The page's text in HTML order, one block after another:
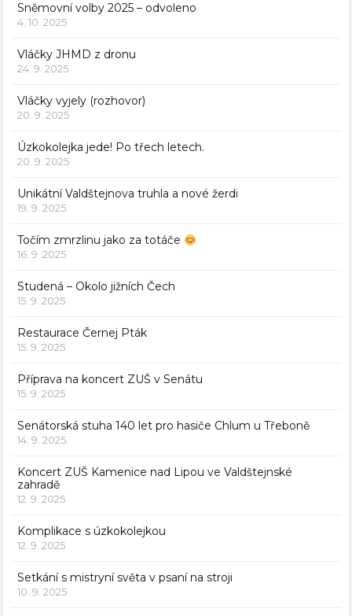
Sněmovní volby 2025 – odvoleno
4. 10. 2025
Vláčky JHMD z dronu
24. 9. 2025
Vláčky vyjely (rozhovor)
20. 9. 2025
Úzkokolejka jede! Po třech letech.
20. 9. 2025
Unikátní Valdštejnova truhla a nové žerdi
19. 9. 2025
Točím zmrzlinu jako za totáče
16. 9. 2025
Studená – Okolo jižních Čech
15. 9. 2025
Restaurace Černej Pták
15. 9. 2025
Příprava na koncert ZUŠ v Senátu
15. 9. 2025
Senátorská stuha 140 let pro hasiče Chlum u Třeboně
14. 9. 2025
Koncert ZUŠ Kamenice nad Lipou ve Valdštejnské
zahradě
12. 9. 2025
Komplikace s úzkokolejkou
12. 9. 2025
Setkání s mistryní světa v psaní na stroji
10. 9. 2025